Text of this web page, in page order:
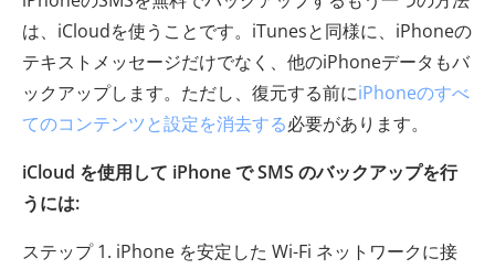
は、iCloudを使うことです。iTunesと同様に、iPhoneの
テキストメッセージだけでなく、他のiPhoneデータもバ
ックアップします。ただし、復元する前にiPhoneのすべ
てのコンテンツと設定を消去する必要があります。
iCloud を使用して iPhone で SMS のバックアップを行
うには:
ステップ 1. iPhone を安定した Wi-Fi ネットワークに接